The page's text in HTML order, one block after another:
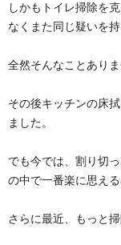
しかもトイレ掃除を
なくまた同じ疑いを
全然そんなことありま
その後キッチンの床
ました。
でも今では、割り切
の中で一番楽に思える
さらに最近、もっと